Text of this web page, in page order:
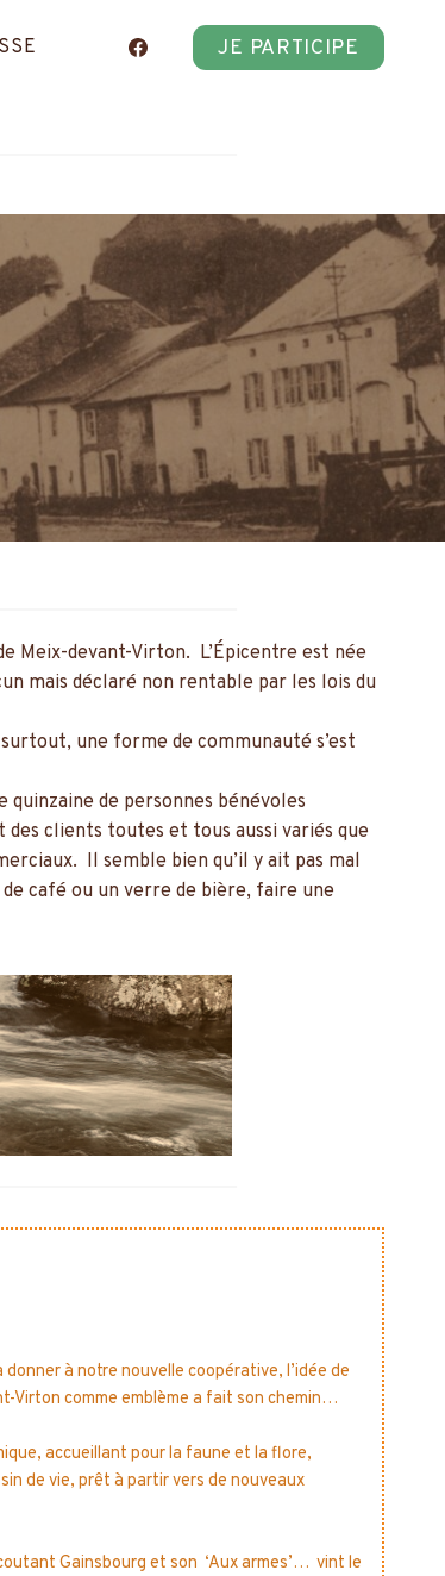
JE PARTICIPE
Meix-devant-Virton. L’Épicentre est née
mais déclaré non rentable par les lois du
une forme de communauté s’est
quinzaine de personnes bénévoles
des clients toutes et tous aussi variés que
Il semble bien qu’il y ait pas mal
café ou un verre de bière, faire une
à notre nouvelle coopérative, l’idée de
Virton comme emblème a fait son chemin…
accueillant pour la faune et la flore,
de vie, prêt à partir vers de nouveaux
Gainsbourg et son ‘Aux armes’… vint le